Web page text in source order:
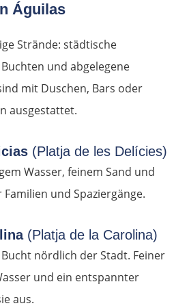
Águilas
Strände: städtische
und abgelegene
mit Duschen, Bars oder
ausgestattet.
(Platja de les Delícies)
Wasser, feinem Sand und
und Spaziergänge.
(Platja de la Carolina)
nördlich der Stadt. Feiner
und ein entspannter
aus.